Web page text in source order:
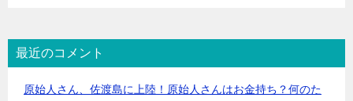
最近のコメント
原始人さん、佐渡島に上陸！原始人さんはお金持ち？何のた